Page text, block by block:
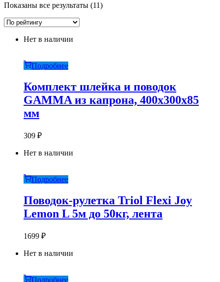
Показаны все результаты (11)Сортировка:
Нет в наличии
Подробнее
Комплект шлейка и поводок
GAMMA из капрона, 400х300х85
мм
309 ₽
Нет в наличии
Подробнее
Поводок-рулетка Triol Flexi Joy
Lemon L 5м до 50кг, лента
1699 ₽
Нет в наличии
Подробнее